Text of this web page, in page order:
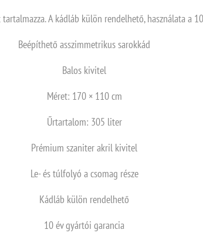
A kádláb külön rendelhető, használata a
Beépíthető asszimmetrikus sarokkád
Balos kivitel
Méret: 170 × 110 cm
Űrtartalom: 305 liter
Prémium szaniter akril kivitel
Le- és túlfolyó a csomag része
Kádláb külön rendelhető
10 év gyártói garancia